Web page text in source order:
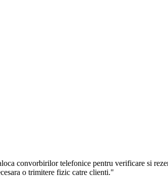
convorbirilor telefonice pentru verificare si
o trimitere fizic catre clienti."